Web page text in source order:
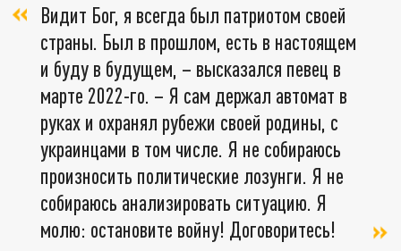
Видит Бог, я всегда был патриотом своей
страны. Был в прошлом, есть в настоящем
и буду в будущем, – высказался певец в
марте 2022-го. – Я сам держал автомат в
руках и охранял рубежи своей родины, с
украинцами в том числе. Я не собираюсь
произносить политические лозунги. Я не
собираюсь анализировать ситуацию. Я
молю: остановите войну! Договоритесь!